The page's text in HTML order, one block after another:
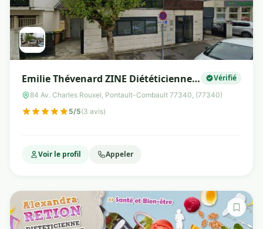
Emilie Thévenard ZINE Diététicienne-
Nutritionniste
Vérifié
84 Av. Charles Rouxel, Pontault-Combault 77340, (77340)
5/5(3 avis)
Voir le profil Appeler